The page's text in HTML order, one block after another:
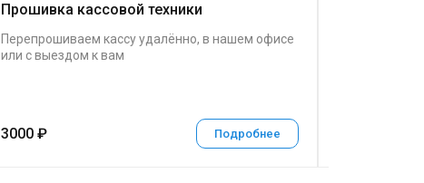
Прошивка кассовой техники
Перепрошиваем кассу удалённо, в нашем офисе
или с выездом к вам
3000 ₽ Подробнее